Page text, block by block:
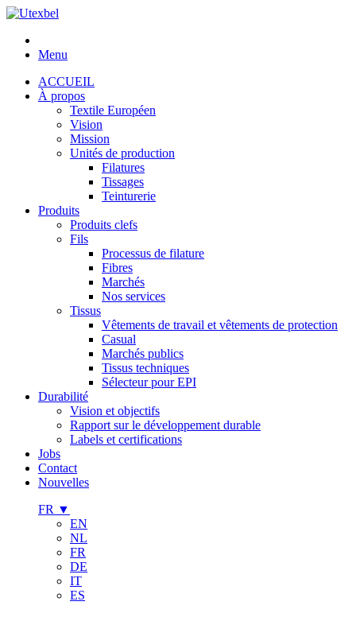
Menu
ACCUEIL
À propos
Textile Européen
Vision
Mission
Unités de production
Filatures
Tissages
Teinturerie
Produits
Produits clefs
Fils
Processus de filature
Fibres
Marchés
Nos services
Tissus
Vêtements de travail et vêtements de protection
Casual
Marchés publics
Tissus techniques
Sélecteur pour EPI
Durabilité
Vision et objectifs
Rapport sur le développement durable
Labels et certifications
Jobs
Contact
Nouvelles
FR ▼
EN
NL
FR
DE
IT
ES